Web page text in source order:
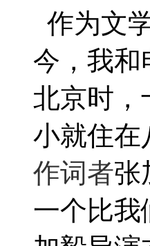
作为文
今，我和
北京时，
小就住在
作词者张
一个比我